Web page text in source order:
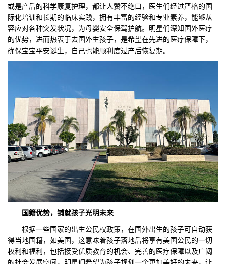
或是产后的科学康复护理，都让人赞不绝口，医生们经过严格的国
际化培训和长期的临床实践，拥有丰富的经验和专业素养，能够从
容应对各种突发状况，为母婴安全保驾护航。明星们深知国外医疗
的优势，进而热衷于去国外生孩子，是希望在先进的医疗保障下，
确保宝宝平安诞生，自己也能顺利度过产后恢复期。
国籍优势，铺就孩子光明未来
根据一些国家的出生公民权政策，在国外出生的孩子可自动获
得当地国籍，如美国，这意味着孩子落地后将享有美国公民的一切
权利和福利，包括接受优质教育的机会、完善的医疗保障以及广阔